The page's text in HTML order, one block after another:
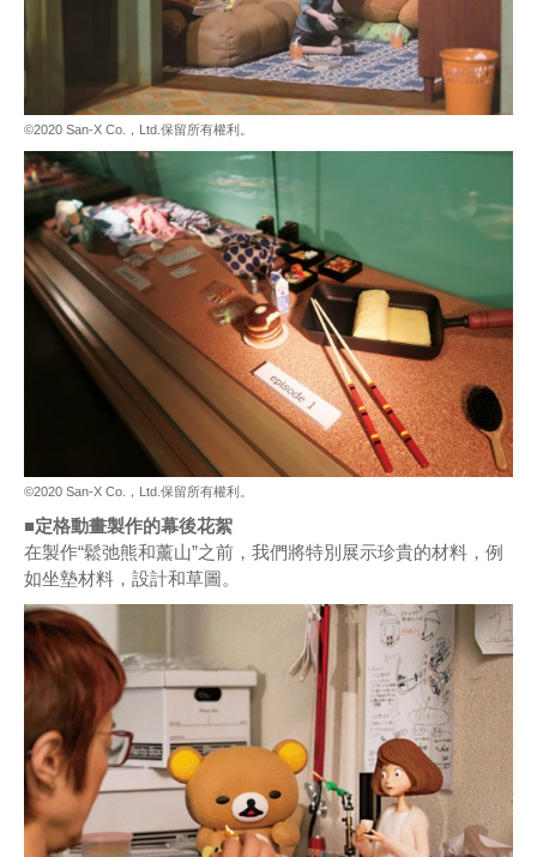
©2020 San-X Co.，Ltd.保留所有權利。
©2020 San-X Co.，Ltd.保留所有權利。
■定格動畫製作的幕後花絮
在製作“鬆弛熊和薰山”之前，我們將特別展示珍貴的材料，例
如坐墊材料，設計和草圖。